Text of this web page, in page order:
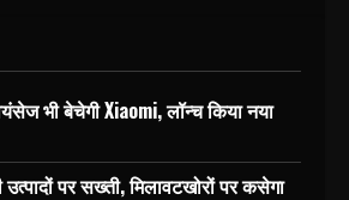
भी बेचेगी Xiaomi, लॉन्च किया नया
पर सख्ती, मिलावटखोरों पर कसेगा